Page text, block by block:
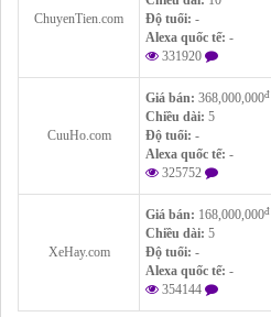
ChuyenTien.com
Độ tuổi: -
Alexa quốc tế: -
331920
CuuHo.com
Giá bán: 368,000,000đ
Chiều dài: 5
Độ tuổi: -
Alexa quốc tế: -
325752
XeHay.com
Giá bán: 168,000,000đ
Chiều dài: 5
Độ tuổi: -
Alexa quốc tế: -
354144